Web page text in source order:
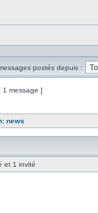
postés depuis :
1 message ]
news
et 1 invité